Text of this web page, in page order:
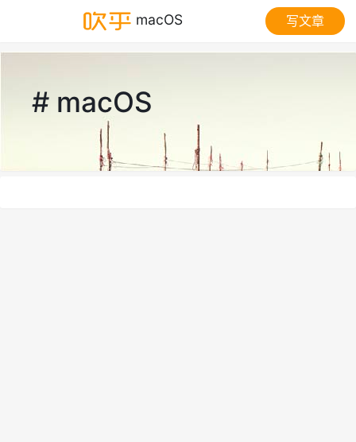
macOS 写文章
# macOS